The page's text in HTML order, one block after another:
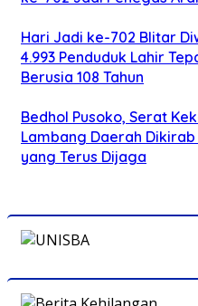
Hari Jadi ke-702 Blitar
4.993 Penduduk Lahir
Berusia 108 Tahun
Bedhol Pusoko, Serat
Lambang Daerah
yang Terus Dijaga